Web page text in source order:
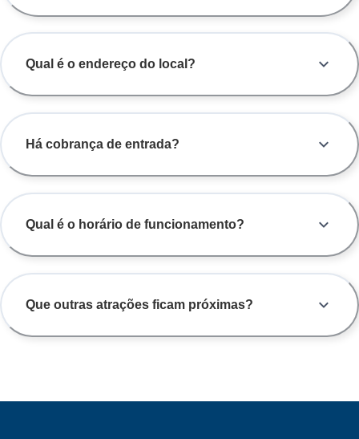
Qual é o endereço do local?
Há cobrança de entrada?
Qual é o horário de funcionamento?
Que outras atrações ficam próximas?